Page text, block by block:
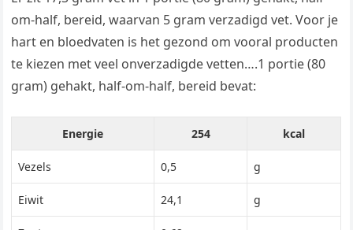
om-half, bereid, waarvan 5 gram verzadigd vet. Voor je
hart en bloedvaten is het gezond om vooral producten
te kiezen met veel onverzadigde vetten….1 portie (80
gram) gehakt, half-om-half, bereid bevat:
Energie 254 kcal
Vezels 0,5 g
Eiwit 24,1 g